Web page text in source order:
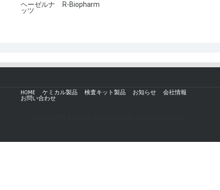
ヘーゼルナ
ッツ
R-Biopharm
HOME ケミカル製品 検査キット製品 お知らせ
会社情報
お問い合わせ